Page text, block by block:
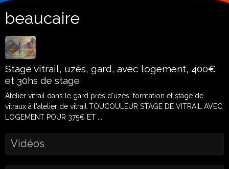
beaucaire
Stage vitrail, uzés, gard, avec logement, 400€
et 30hs de stage
Atelier vitrail dans le gard près d'uzès, formation et stage de
vitraux à l'atelier de vitrail TOUCOULEUR STAGE DE VITRAIL AVEC
LOGEMENT POUR 375€ ET ...
Vidéos